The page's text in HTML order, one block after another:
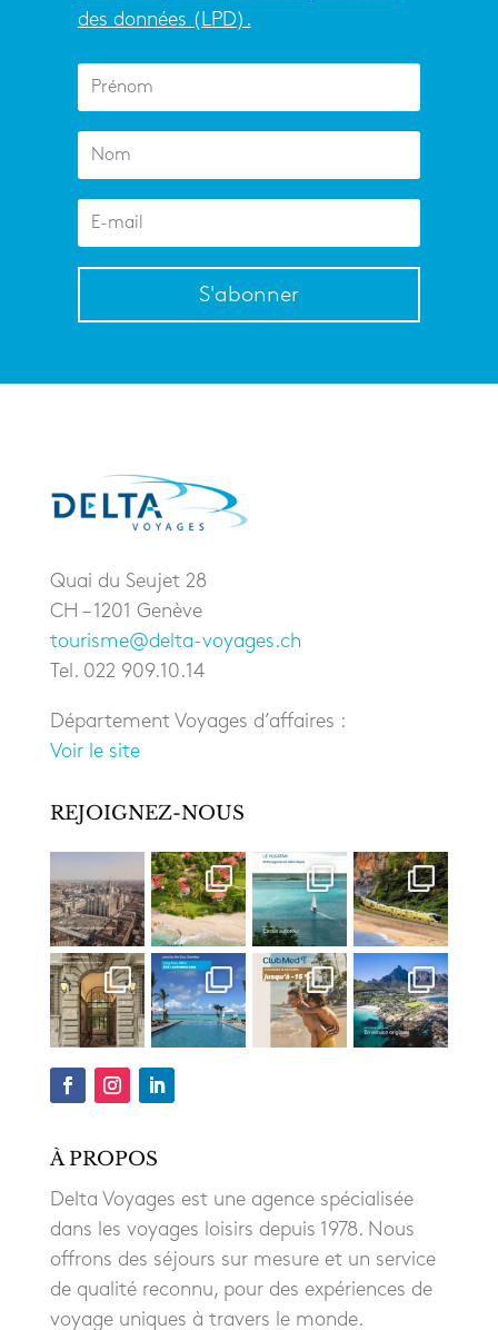
des données (LPD).
S'abonner
Quai du Seujet 28
CH – 1201 Genève
tourisme@delta-voyages.ch
Tel. 022 909.10.14
Département Voyages d’affaires :
Voir le site
REJOIGNEZ-NOUS
À PROPOS
Delta Voyages est une agence spécialisée
dans les voyages loisirs depuis 1978. Nous
offrons des séjours sur mesure et un service
de qualité reconnu, pour des expériences de
voyage uniques à travers le monde.